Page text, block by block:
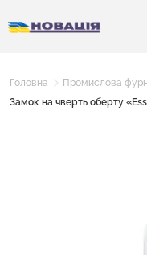
Головна Промислова
Замок на чверть оберту